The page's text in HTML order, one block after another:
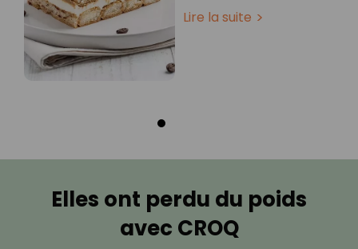
Lire la suite
Elles ont perdu du poids
avec CROQ